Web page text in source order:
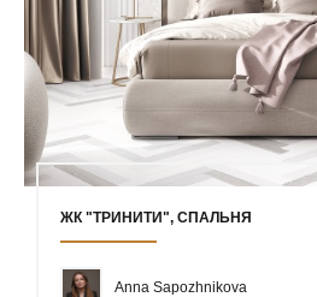
ЖК "ТРИНИТИ", СПАЛЬНЯ
Anna Sapozhnikova